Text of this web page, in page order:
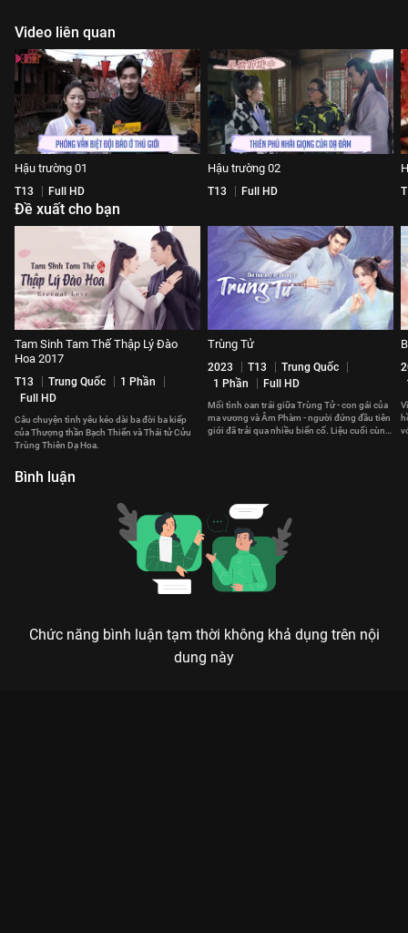
Video liên quan
Hậu trường 01
T13 Full HD
Hậu trường 02
T13 Full HD
Đề xuất cho bạn
Tam Sinh Tam Thế Thập Lý Đào
Hoa 2017
T13 Trung Quốc
1 Phần
Full HD
Câu chuyện tình yêu kéo dài ba đời ba kiếp
của Thượng thần Bạch Thiển và Thái tử Cửu
Trùng Thiên Dạ Hoa.
Trùng Tử
2023 T13
Trung Quốc
1 Phần
Full HD
Mối tình oan trái giữa Trùng Tử - con gái của
ma vương và Âm Phàm - người đứng đầu tiên
giới đã trải qua nhiều biến cố. Liệu cuối cùng,
Bình luận
Chức năng bình luận tạm thời không khả dụng trên nội
dung này